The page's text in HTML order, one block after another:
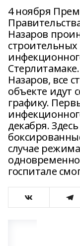
4 ноября
Назаров
Назаров, все
объекте идут
графику.
декабря.
случае
госпитале